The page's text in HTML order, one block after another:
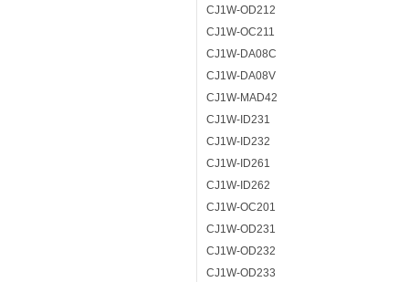
CJ1W-OD212
CJ1W-OC211
CJ1W-DA08C
CJ1W-DA08V
CJ1W-MAD42
CJ1W-ID231
CJ1W-ID232
CJ1W-ID261
CJ1W-ID262
CJ1W-OC201
CJ1W-OD231
CJ1W-OD232
CJ1W-OD233